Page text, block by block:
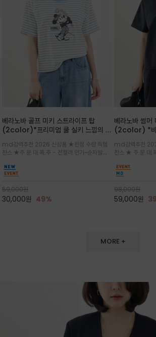
베라노바 골프 미키 스트라이프 탑
(2color)*프리미엄 쿨 실키 느낌의 폴
내 ★골프 미키티 포함 구매및 20만원
넘는 구매고객님께는 타이틀리스트 베라
노바 골프공 2피스 3구 증정(소진시 마
감)★
md강력추천 2026 신상품 ★한정 수량 득템
찬스 ★주.문.대.폭.주 - 전컬러 인기~순차발송
이프가 산뜻한 컬러감을 연출/안정감 있는 라운
드 넥라인과 여유있는 스탠다드 핏으로 여름내내
이쁘게 입으세요 ^^
59,000원
30,000원 49%
베라노바 썸머
(2color) *
럼 편안하지만
md강력추천
찬스 ★ 주.문.대.
볍게 퍼지는 박시
를 길어 보이게 해
98,000원
59,000원
MORE +